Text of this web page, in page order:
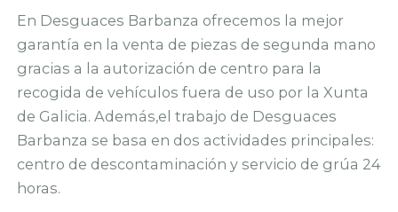
En Desguaces Barbanza ofrecemos la mejor
garantía en la venta de piezas de segunda mano
gracias a la autorización de centro para la
recogida de vehículos fuera de uso por la Xunta
de Galicia. Además,el trabajo de Desguaces
Barbanza se basa en dos actividades principales:
centro de descontaminación y servicio de grúa 24
horas.